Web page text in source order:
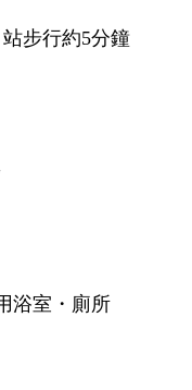
步行約5分鐘
浴室・廁所